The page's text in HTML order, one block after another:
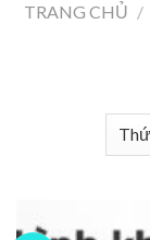
TRANG CHỦ /